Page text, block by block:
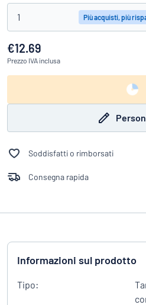
1 Più acquisti, più
€12.69
Prezzo IVA inclusa
Soddisfatti o rimborsati
Consegna rapida
Informazioni sul prodotto
Tipo: